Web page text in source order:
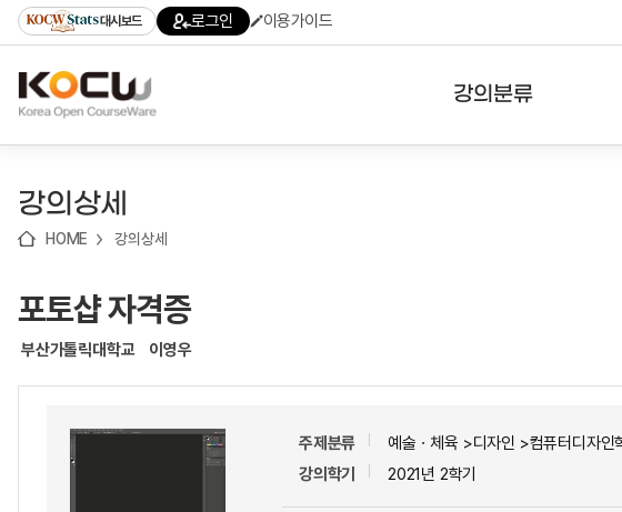
기
기
기
content)
가
대시보드 로그인 이용가이드
강의분류
강의상세
HOME 강의상세
포토샵 자격증
부산가톨릭대학교 이영우
주제분류
예술ㆍ체육 >디자인 >컴퓨터디자인
강의학기
2021년 2학기